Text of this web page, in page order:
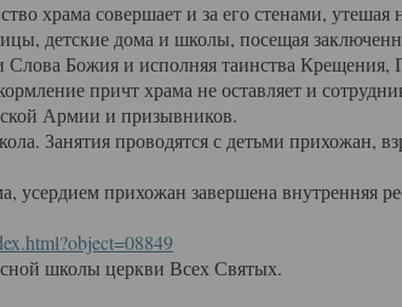
храма совершает и за его стенами,
детские дома и школы, посещая
Слова Божия и исполняя таинства Крещения,
причт храма не оставляет и
Армии и призывников.
Занятия проводятся с детьми прихожан,
усердием прихожан завершена внутренняя
школы церкви Всех Святых.